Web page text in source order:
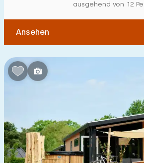
Kinderfreundlich
Kindermöbel
Eingezäunter Garten
Freibad
Kinderanimation
ausgehend von 12
Ansehen